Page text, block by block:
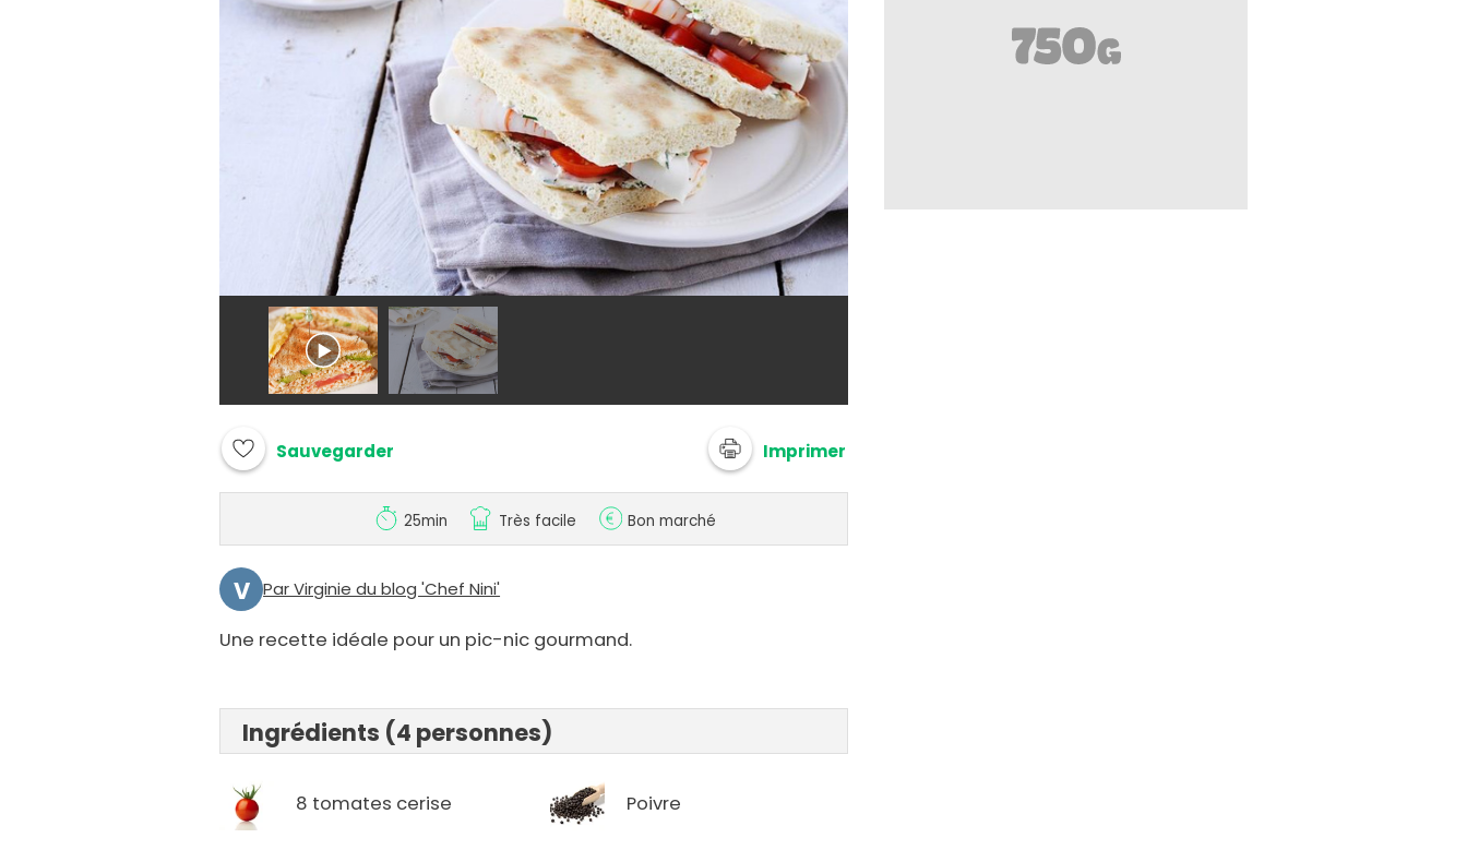
Sauvegarder Imprimer
25min Très facile Bon marché
V Par Virginie du blog 'Chef Nini'
Une recette idéale pour un pic-nic gourmand.
Ingrédients (4 personnes)
8 tomates cerise Poivre